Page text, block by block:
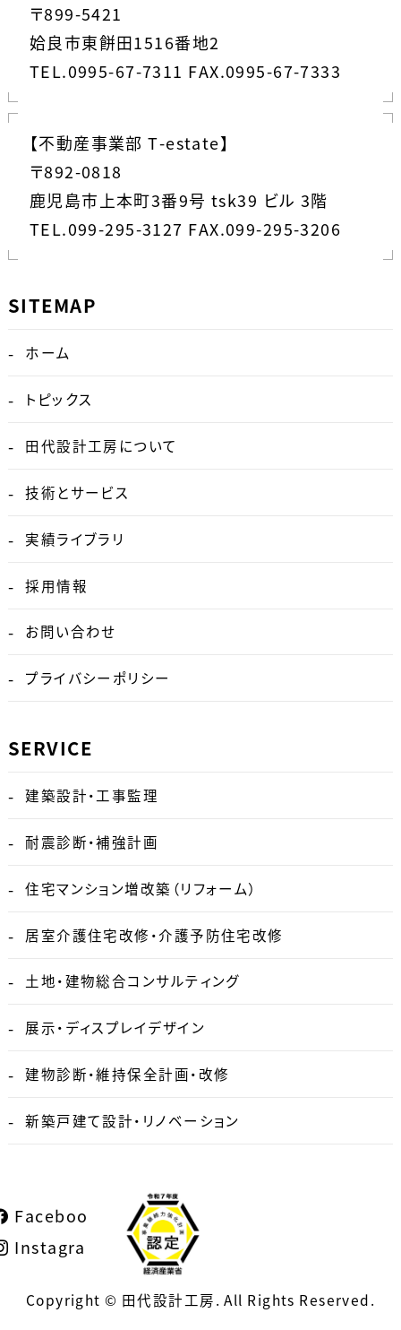
〒899-5421
姶良市東餅田1516番地2
TEL.0995-67-7311 FAX.0995-67-7333
【不動産事業部 T-estate】
〒892-0818
鹿児島市上本町3番9号 tsk39 ビル 3階
TEL.099-295-3127 FAX.099-295-3206
SITEMAP
ホーム
トピックス
田代設計工房について
技術とサービス
実績ライブラリ
採用情報
お問い合わせ
プライバシーポリシー
SERVICE
建築設計・工事監理
耐震診断・補強計画
住宅マンション増改築（リフォーム）
居室介護住宅改修・介護予防住宅改修
土地・建物総合コンサルティング
展示・ディスプレイデザイン
建物診断・維持保全計画・改修
新築戸建て設計・リノベーション
Facebook
Instagram
Copyright © 田代設計工房. All Rights Reserved.